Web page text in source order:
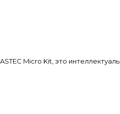
Micro Kit, это интеллектуаль..